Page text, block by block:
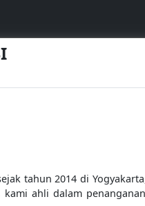
tahun 2014 di
ahli dalam